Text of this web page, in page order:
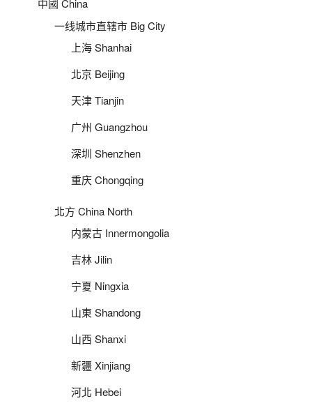
中國 China
一线城市直辖市 Big City
上海 Shanhai
北京 Beijing
天津 Tianjin
广州 Guangzhou
深圳 Shenzhen
重庆 Chongqing
北方 China North
内蒙古 Innermongolia
吉林 Jilin
宁夏 Ningxia
山東 Shandong
山西 Shanxi
新疆 Xinjiang
河北 Hebei